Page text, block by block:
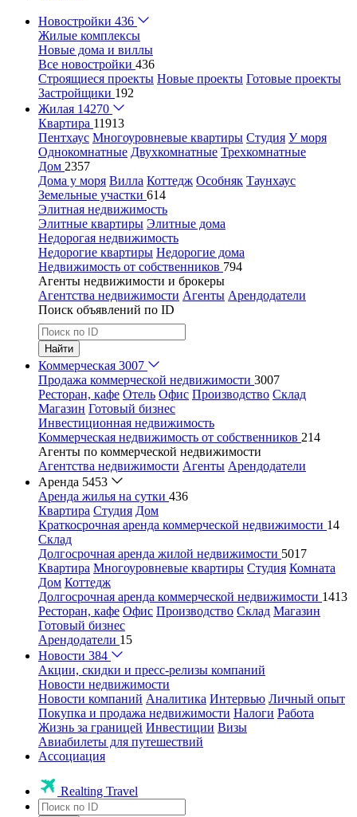
Новостройки 436
Жилые комплексы
Новые дома и виллы
Все новостройки 436
Строящиеся проекты Новые проекты Готовые проекты
Застройщики 192
Жилая 14270
Квартира 11913
Пентхаус Многоуровневые квартиры Студия У моря
Однокомнатные Двухкомнатные Трехкомнатные
Дом 2357
Дома у моря Вилла Коттедж Особняк Таунхаус
Земельные участки 614
Элитная недвижимость
Элитные квартиры Элитные дома
Недорогая недвижимость
Недорогие квартиры Недорогие дома
Недвижимость от собственников 794
Агенты недвижимости и брокеры
Агентства недвижимости Агенты Арендодатели
Поиск объявлений по ID
Найти
Коммерческая 3007
Продажа коммерческой недвижимости 3007
Ресторан, кафе Отель Офис Производство Склад
Магазин Готовый бизнес
Инвестиционная недвижимость
Коммерческая недвижимость от собственников 214
Агенты по коммерческой недвижимости
Агентства недвижимости Агенты Арендодатели
Аренда 5453
Аренда жилья на сутки 436
Квартира Студия Дом
Краткосрочная аренда коммерческой недвижимости 14
Склад
Долгосрочная аренда жилой недвижимости 5017
Квартира Многоуровневые квартиры Студия Комната
Дом Коттедж
Долгосрочная аренда коммерческой недвижимости 1413
Ресторан, кафе Офис Производство Склад Магазин
Готовый бизнес
Арендодатели 15
Новости 384
Акции, скидки и пресс-релизы компаний
Новости недвижимости
Новости компаний Аналитика Интервью Личный опыт
Покупка и продажа недвижимости Налоги Работа
Жизнь за границей Инвестиции Визы
Авиабилеты для путешествий
Ассоциация
Realting Travel